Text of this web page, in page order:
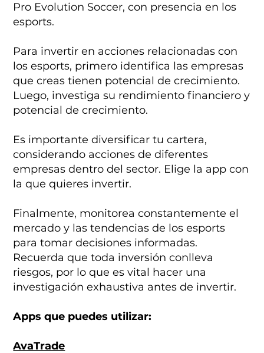
Pro Evolution Soccer, con presencia en los
esports.
Para invertir en acciones relacionadas con
los esports, primero identifica las empresas
que creas tienen potencial de crecimiento.
Luego, investiga su rendimiento financiero y
potencial de crecimiento.
Es importante diversificar tu cartera,
considerando acciones de diferentes
empresas dentro del sector. Elige la app con
la que quieres invertir.
Finalmente, monitorea constantemente el
mercado y las tendencias de los esports
para tomar decisiones informadas.
Recuerda que toda inversión conlleva
riesgos, por lo que es vital hacer una
investigación exhaustiva antes de invertir.
Apps que puedes utilizar:
AvaTrade